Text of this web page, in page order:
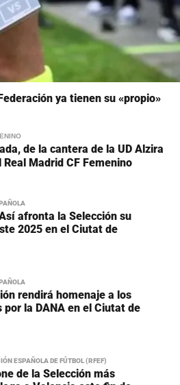
ya tienen su «propio»
de la cantera de la UD Alzira
Madrid CF Femenino
afronta la Selección su
2025 en el Ciutat de
rendirá homenaje a los
por la DANA en el Ciutat de
ESPAÑOLA DE FÚTBOL (RFEF)
de la Selección más